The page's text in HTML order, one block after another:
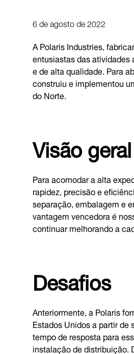
6 de agosto de 2022
A Polaris Industries,
entusiastas das
e de alta qualidade. Para
construiu e implementou
do Norte.
Visão geral
Para acomodar a alta
rapidez, precisão e
separação, embalagem e
vantagem vencedora é
continuar melhorando a
Desafios
Anteriormente, a Polaris
Estados Unidos a partir
tempo de resposta para
instalação de distribuição.